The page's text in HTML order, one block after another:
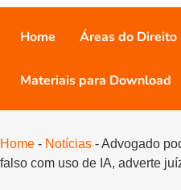
Home Áreas do Direito
Materiais para Download
Home - Notícias -Advogado
falso com uso de IA, adverte